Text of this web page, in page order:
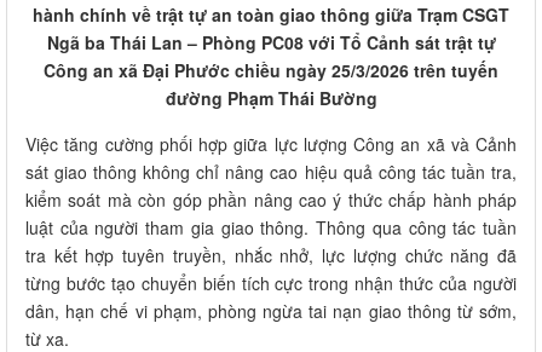
hành chính về trật tự an toàn giao thông giữa Trạm CSGT
Ngã ba Thái Lan – Phòng PC08 với Tổ Cảnh sát trật tự
Công an xã Đại Phước chiều ngày 25/3/2026 trên tuyến
đường Phạm Thái Bường
Việc tăng cường phối hợp giữa lực lượng Công an xã và Cảnh
sát giao thông không chỉ nâng cao hiệu quả công tác tuần tra,
kiểm soát mà còn góp phần nâng cao ý thức chấp hành pháp
luật của người tham gia giao thông. Thông qua công tác tuần
tra kết hợp tuyên truyền, nhắc nhở, lực lượng chức năng đã
từng bước tạo chuyển biến tích cực trong nhận thức của người
dân, hạn chế vi phạm, phòng ngừa tai nạn giao thông từ sớm,
từ xa.